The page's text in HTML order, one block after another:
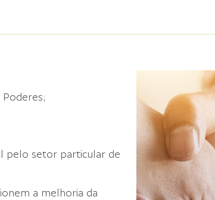
Poderes;
pelo setor particular de
a melhoria da